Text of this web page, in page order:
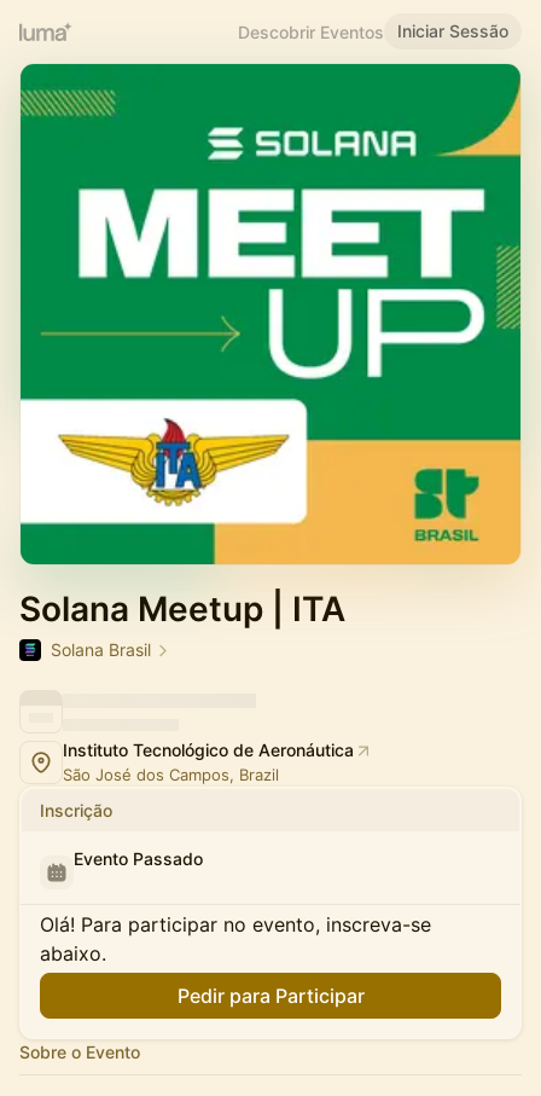
Descobrir Eventos Iniciar Sessão
Solana Meetup | ITA
Solana Brasil
Instituto Tecnológico de Aeronáutica
São José dos Campos, Brazil
Inscrição
Evento Passado
Olá! Para participar no evento, inscreva-se
abaixo.
Pedir para Participar
Sobre o Evento